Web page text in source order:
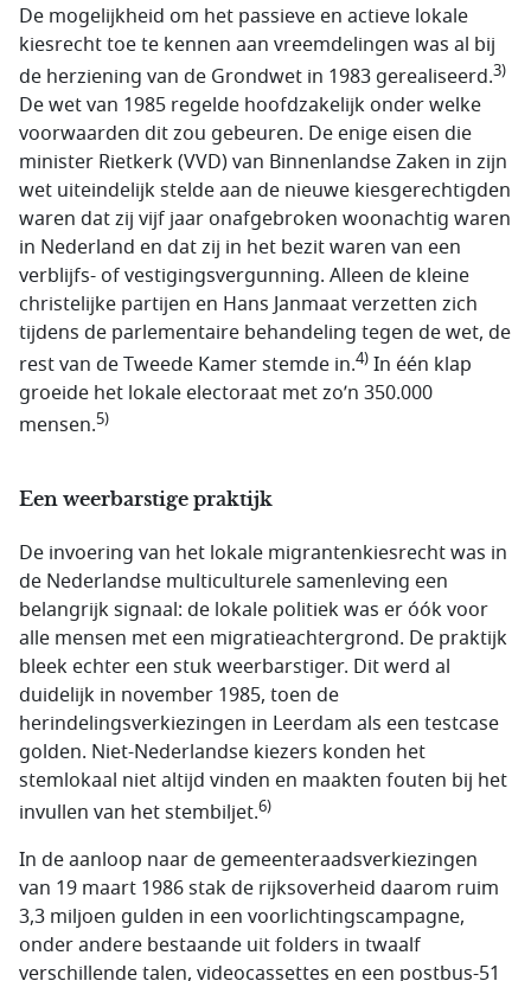
De mogelijkheid om het passieve en actieve lokale
kiesrecht toe te kennen aan vreemdelingen was al bij
de herziening van de Grondwet in 1983 gerealiseerd.3)
De wet van 1985 regelde hoofdzakelijk onder welke
voorwaarden dit zou gebeuren. De enige eisen die
minister Rietkerk (VVD) van Binnenlandse Zaken in zijn
wet uiteindelijk stelde aan de nieuwe kiesgerechtigden
waren dat zij vijf jaar onafgebroken woonachtig waren
in Nederland en dat zij in het bezit waren van een
verblijfs- of vestigingsvergunning. Alleen de kleine
christelijke partijen en Hans Janmaat verzetten zich
tijdens de parlementaire behandeling tegen de wet, de
rest van de Tweede Kamer stemde in.4) In één klap
groeide het lokale electoraat met zo’n 350.000
mensen.5)
Een weerbarstige praktijk
De invoering van het lokale migrantenkiesrecht was in
de Nederlandse multiculturele samenleving een
belangrijk signaal: de lokale politiek was er óók voor
alle mensen met een migratieachtergrond. De praktijk
bleek echter een stuk weerbarstiger. Dit werd al
duidelijk in november 1985, toen de
herindelingsverkiezingen in Leerdam als een testcase
golden. Niet-Nederlandse kiezers konden het
stemlokaal niet altijd vinden en maakten fouten bij het
invullen van het stembiljet.6)
In de aanloop naar de gemeenteraadsverkiezingen
van 19 maart 1986 stak de rijksoverheid daarom ruim
3,3 miljoen gulden in een voorlichtingscampagne,
onder andere bestaande uit folders in twaalf
verschillende talen, videocassettes en een postbus-51